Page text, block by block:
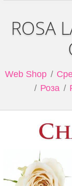
ROSA
Web Shop
Роза